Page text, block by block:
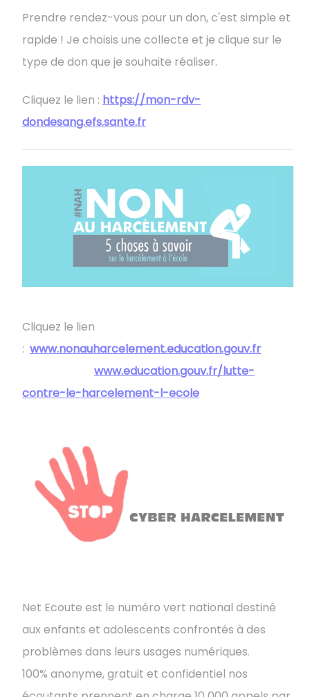
Prendre rendez-vous pour un don, c'est simple et
rapide ! Je choisis une collecte et je clique sur le
type de don que je souhaite réaliser.
Cliquez le lien : https://mon-rdv-
dondesang.efs.sante.fr
Cliquez le lien
: www.nonauharcelement.education.gouv.fr
www.education.gouv.fr/lutte-
contre-le-harcelement-l-ecole
Net Ecoute est le numéro vert national destiné
aux enfants et adolescents confrontés à des
problèmes dans leurs usages numériques.
100% anonyme, gratuit et confidentiel nos